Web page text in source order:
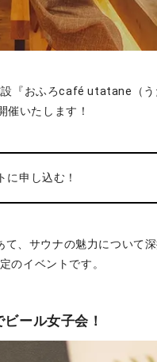
『おふろcafé utatane（う
催いたします！
に申し込む！
、サウナの魅力について
のイベントです。
ール女子会！